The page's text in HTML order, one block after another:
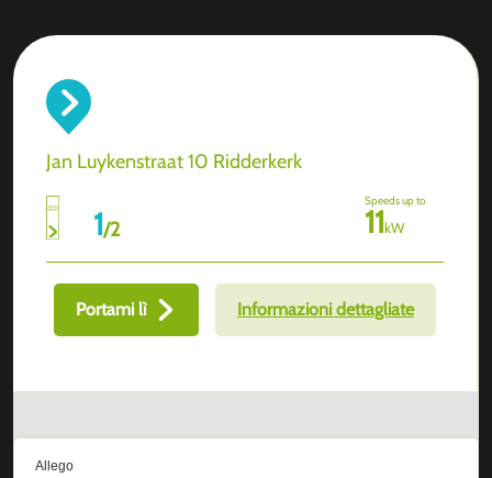
Jan Luykenstraat 10 Ridderkerk
1/2
Speeds up to
11kW
Portami lì Informazioni dettagliate